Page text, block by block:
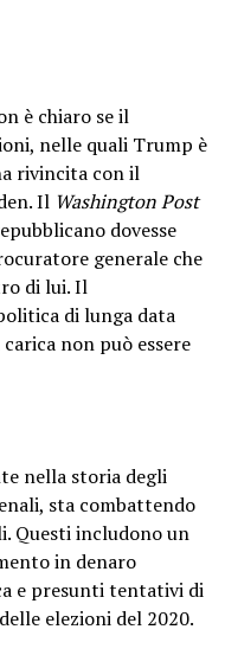
è chiaro se il
nelle quali Trump è
rivincita con il
Il Washington Post
dovesse
generale che
di lui. Il
di lunga data
non può essere
nella storia degli
sta combattendo
Questi includono un
in denaro
e presunti tentativi di
elezioni del 2020.